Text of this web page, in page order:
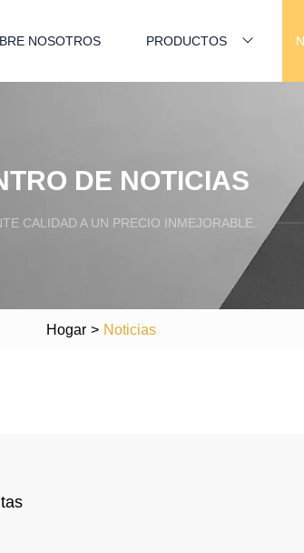
NOSOTROS PRODUCTOS
DE NOTICIAS
CALIDAD A UN PRECIO INMEJORABLE.
Hogar > Noticias